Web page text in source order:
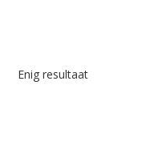
Enig resultaat